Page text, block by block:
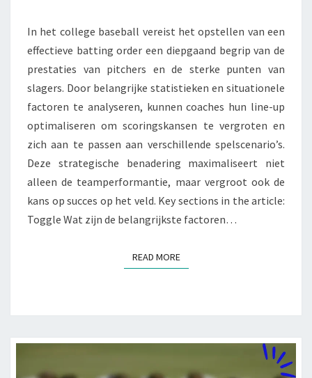
VAN
DE
SLAGMAN,
SPELSCENARIO’S
In het college baseball vereist het opstellen van een
effectieve batting order een diepgaand begrip van de
prestaties van pitchers en de sterke punten van
slagers. Door belangrijke statistieken en situationele
factoren te analyseren, kunnen coaches hun line-up
optimaliseren om scoringskansen te vergroten en
zich aan te passen aan verschillende spelscenario’s.
Deze strategische benadering maximaliseert niet
alleen de teamperformantie, maar vergroot ook de
kans op succes op het veld. Key sections in the article:
Toggle Wat zijn de belangrijkste factoren…
READ MOREREAD MORE